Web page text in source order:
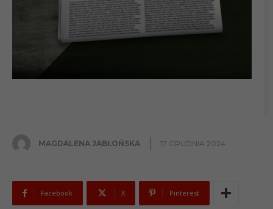
MAGDALENA JABŁOŃSKA 17 GRUDNIA 2024
Facebook X Pinterest